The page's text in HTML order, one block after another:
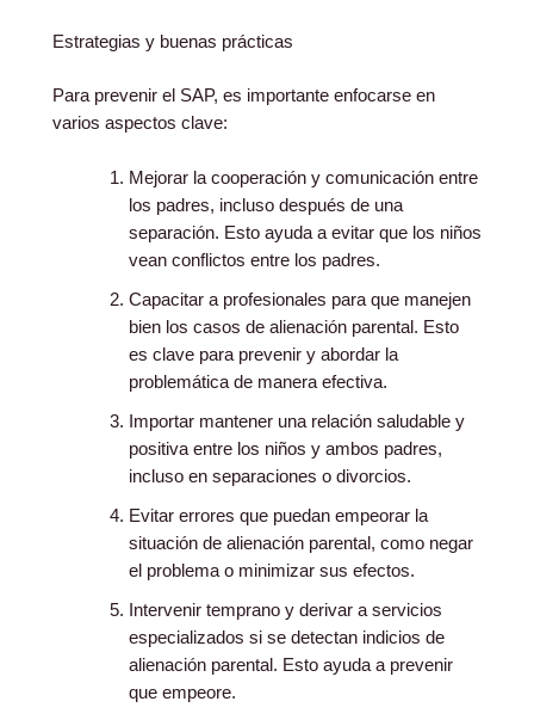
Estrategias y buenas prácticas
Para prevenir el SAP, es importante enfocarse en
varios aspectos clave:
Mejorar la cooperación y comunicación entre
los padres, incluso después de una
separación. Esto ayuda a evitar que los niños
vean conflictos entre los padres.
Capacitar a profesionales para que manejen
bien los casos de alienación parental. Esto
es clave para prevenir y abordar la
problemática de manera efectiva.
Importar mantener una relación saludable y
positiva entre los niños y ambos padres,
incluso en separaciones o divorcios.
Evitar errores que puedan empeorar la
situación de alienación parental, como negar
el problema o minimizar sus efectos.
Intervenir temprano y derivar a servicios
especializados si se detectan indicios de
alienación parental. Esto ayuda a prevenir
que empeore.